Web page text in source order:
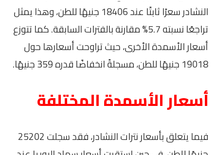
النشادر سعرًا ثابتًا عند 18406 جنيهًا للطن، وهذا يمثل
تراجعًا نسبته 5.7% مقارنة بالفترات السابقة. كما تتوزع
أسعار الأسمدة الأخرى، حيث تراوحت أسعارها حول
19018 جنيهًا للطن، مسجلةً انخفاضًا قدره 359 جنيهًا.
أسعار الأسمدة المختلفة
فيما يتعلق بأسعار نترات النشادر، فقد سجلت 25202